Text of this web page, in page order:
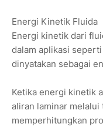
Energi Kinetik Fluida
Energi kinetik dari
dalam aplikasi
dinyatakan sebagai
Ketika energi kinetik
aliran laminar melalui
memperhitungkan